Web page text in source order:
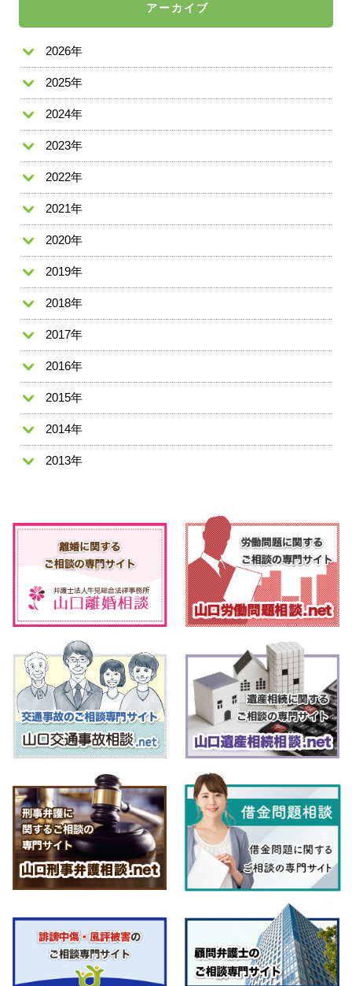
アーカイブ
2026年
2025年
2024年
2023年
2022年
2021年
2020年
2019年
2018年
2017年
2016年
2015年
2014年
2013年